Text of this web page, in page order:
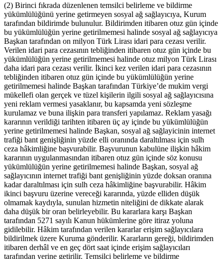
(2) Birinci fıkrada düzenlenen temsilci belirleme ve bildirme
yükümlülüğünü yerine getirmeyen sosyal ağ sağlayıcıya, Kurum
tarafından bildirimde bulunulur. Bildirimden itibaren otuz gün içinde
bu yükümlülüğün yerine getirilmemesi halinde sosyal ağ sağlayıcıya
Başkan tarafından on milyon Türk Lirası idari para cezası verilir.
Verilen idari para cezasının tebliğinden itibaren otuz gün içinde bu
yükümlülüğün yerine getirilmemesi halinde otuz milyon Türk Lirası
daha idari para cezası verilir. İkinci kez verilen idari para cezasının
tebliğinden itibaren otuz gün içinde bu yükümlülüğün yerine
getirilmemesi halinde Başkan tarafından Türkiye’de mukim vergi
mükellefi olan gerçek ve tüzel kişilerin ilgili sosyal ağ sağlayıcısına
yeni reklam vermesi yasaklanır, bu kapsamda yeni sözleşme
kurulamaz ve buna ilişkin para transferi yapılamaz. Reklam yasağı
kararının verildiği tarihten itibaren üç ay içinde bu yükümlülüğün
yerine getirilmemesi halinde Başkan, sosyal ağ sağlayicinin internet
trafiği bant genişliğinin yüzde elli oranında daraltılması için sulh
ceza hâkimliğine başvurabilir. Başvurunun kabulüne ilişkin hâkim
kararının uygulanmasından itibaren otuz gün içinde söz konusu
yükümlülüğün yerine getirilmemesi halinde Başkan, sosyal ağ
sağlayıcının internet trafiği bant genişliğinin yüzde doksan oranına
kadar daraltılması için sulh ceza hâkimliğine başvurabilir. Hâkim
ikinci başvuru üzerine vereceği kararında, yüzde elliden düşük
olmamak kaydıyla, sunulan hizmetin niteliğini de dikkate alarak
daha düşük bir oran belirleyebilir. Bu kararlara karşı Başkan
tarafından 5271 sayılı Kanun hükümlerine göre itiraz yoluna
gidilebilir. Hâkim tarafından verilen kararlar erişim sağlayıcılara
bildirilmek üzere Kuruma gönderilir. Kararların gereği, bildirimden
itibaren derhâl ve en geç dört saat içinde erişim sağlayıcıları
tarafından yerine getirilir. Temsilci belirleme ve bildirme